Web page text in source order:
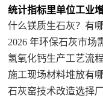
统计指标里单位工业
什么镁质生石灰？有
2026 年环保石灰市场
氢氧化钙生产工艺流
施工现场材料堆放有
石灰窑技术改造选择